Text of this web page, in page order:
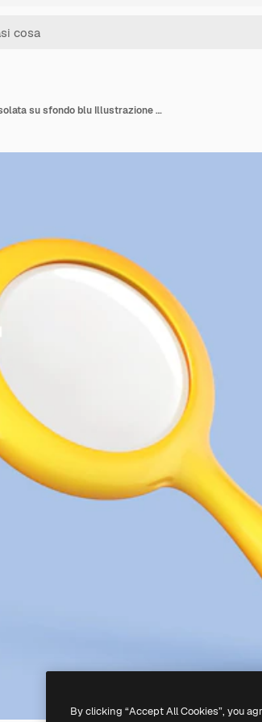
Icona della lente d'ingrandimento gialla 3D isolata su sfondo blu Illustrazione 3d vettoriale lente d'ingrandimento volumetrica in plastica
By clicking “Accept All Cookies”, you